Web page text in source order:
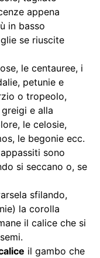
appena
in basso
se riuscite
le centauree, i
petunie e
o tropeolo,
e alla
le celosie,
le begonie ecc.
sono
si seccano o, se
sfilando,
la corolla
il calice che si
il gambo che